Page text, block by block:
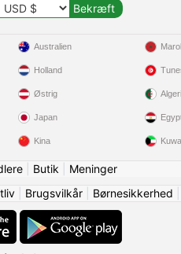
Australien
Holland
Østrig
Japan
Kina
| Butik
Meninger
Brugsvilkår Børnesikkerhed